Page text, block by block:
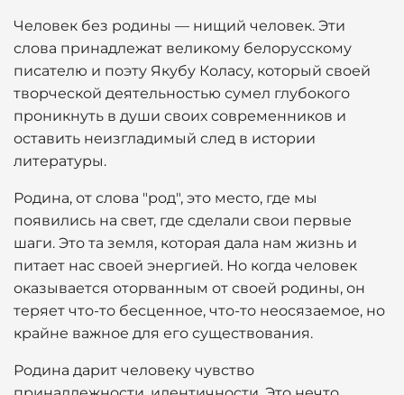
Человек без родины — нищий человек. Эти
слова принадлежат великому белорусскому
писателю и поэту Якубу Коласу, который своей
творческой деятельностью сумел глубокого
проникнуть в души своих современников и
оставить неизгладимый след в истории
литературы.
Родина, от слова "род", это место, где мы
появились на свет, где сделали свои первые
шаги. Это та земля, которая дала нам жизнь и
питает нас своей энергией. Но когда человек
оказывается оторванным от своей родины, он
теряет что-то бесценное, что-то неосязаемое, но
крайне важное для его существования.
Родина дарит человеку чувство